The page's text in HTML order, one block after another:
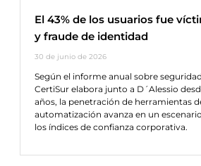
El 43% de los usuarios fue
y fraude de identidad
30 de junio de 2026
Según el informe anual sobre
CertiSur elabora junto a D´Alessio
años, la penetración de herramientas
automatización avanza en un
los índices de confianza corporativa.